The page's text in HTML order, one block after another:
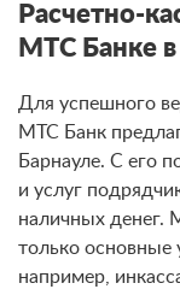
Расчетно-
МТС Банке
Для успешного
МТС Банк
Барнауле. С его
и услуг
наличных денег.
только основные
например,